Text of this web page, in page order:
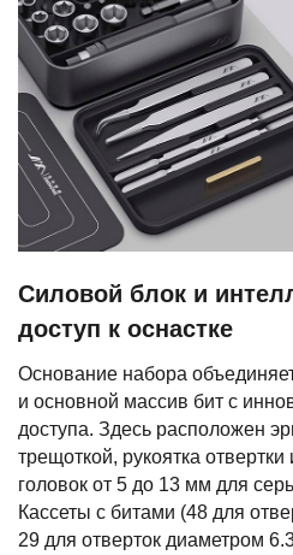
Силовой блок и
доступ к оснастке
Основание набора
и основной массив бит с
доступа. Здесь расположен
трещоткой, рукоятка
головок от 5 до 13 мм для
Кассеты с битами (48 для
29 для отверток диаметром